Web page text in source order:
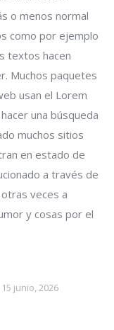
o menos normal
como por ejemplo
textos hacen
Muchos paquetes
usan el Lorem
una búsqueda
muchos sitios
en estado de
a través de
veces a
y cosas por el
15 junio, 2026